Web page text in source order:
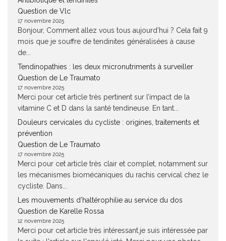
Question de Vlc
17 novembre 2025
Bonjour, Comment allez vous tous aujourd'hui ? Cela fait 9
mois que je souffre de tendinites généralisées à cause
de...
Tendinopathies : les deux micronutriments à surveiller
Question de Le Traumato
17 novembre 2025
Merci pour cet article très pertinent sur l’impact de la
vitamine C et D dans la santé tendineuse. En tant...
Douleurs cervicales du cycliste : origines, traitements et
prévention
Question de Le Traumato
17 novembre 2025
Merci pour cet article très clair et complet, notamment sur
les mécanismes biomécaniques du rachis cervical chez le
cycliste. Dans...
Les mouvements d’haltérophilie au service du dos
Question de Karelle Rossa
12 novembre 2025
Merci pour cet article très intéressant.je suis intéressée par